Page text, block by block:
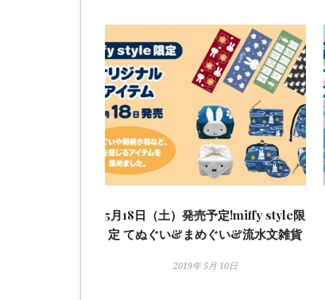
5月18日（土）発売予定!miffy style限
定 てぬぐい&まめぐい&流水文雑貨
2019年 5月 10日